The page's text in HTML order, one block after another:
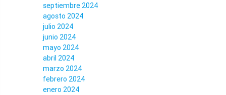
septiembre 2024
agosto 2024
julio 2024
junio 2024
mayo 2024
abril 2024
marzo 2024
febrero 2024
enero 2024